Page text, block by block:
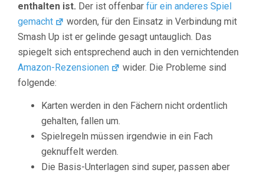
enthalten ist. Der ist offenbar für ein anderes Spiel
gemacht
worden, für den Einsatz in Verbindung mit
Smash Up ist er gelinde gesagt untauglich. Das
spiegelt sich entsprechend auch in den vernichtenden
Amazon-Rezensionen
wider. Die Probleme sind
folgende:
Karten werden in den Fächern nicht ordentlich
gehalten, fallen um.
Spielregeln müssen irgendwie in ein Fach
geknuffelt werden.
Die Basis-Unterlagen sind super, passen aber